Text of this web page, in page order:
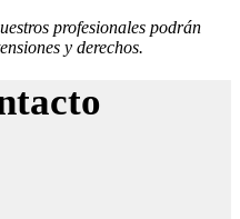
profesionales podrán
y derechos.